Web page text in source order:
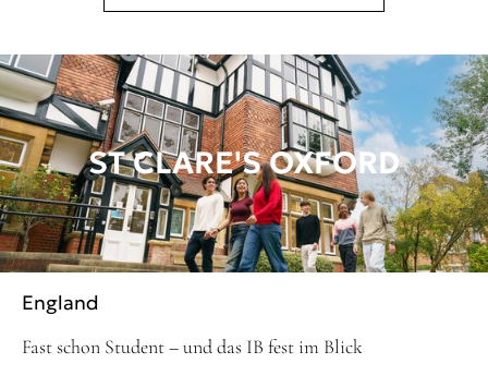
ST CLARE'S OXFORD
England
Fast schon Student – und das IB fest im Blick